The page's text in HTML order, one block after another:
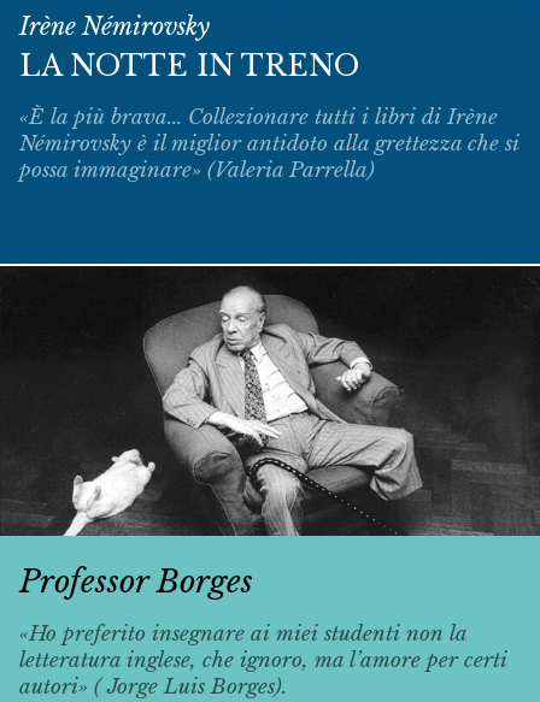
Irène Némirovsky
LA NOTTE IN TRENO
«È la più brava... Collezionare tutti i libri di Irène
Némirovsky è il miglior antidoto alla grettezza che si
possa immaginare» (Valeria Parrella)
Professor Borges
«Ho preferito insegnare ai miei studenti non la
letteratura inglese, che ignoro, ma l’amore per certi
autori» ( Jorge Luis Borges).